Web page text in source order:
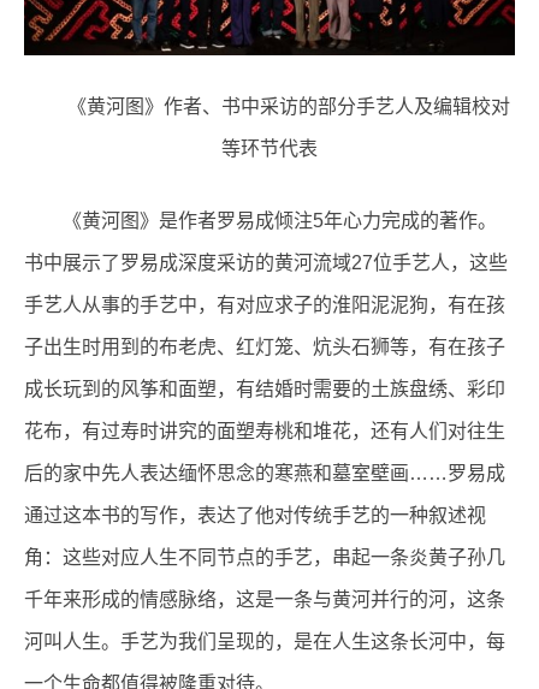
《黄河图》作者、书中采访的部分手艺人及编辑校对
等环节代表
《黄河图》是作者罗易成倾注5年心力完成的著作。
书中展示了罗易成深度采访的黄河流域27位手艺人，这些
手艺人从事的手艺中，有对应求子的淮阳泥泥狗，有在孩
子出生时用到的布老虎、红灯笼、炕头石狮等，有在孩子
成长玩到的风筝和面塑，有结婚时需要的土族盘绣、彩印
花布，有过寿时讲究的面塑寿桃和堆花，还有人们对往生
后的家中先人表达缅怀思念的寒燕和墓室壁画……罗易成
通过这本书的写作，表达了他对传统手艺的一种叙述视
角：这些对应人生不同节点的手艺，串起一条炎黄子孙几
千年来形成的情感脉络，这是一条与黄河并行的河，这条
河叫人生。手艺为我们呈现的，是在人生这条长河中，每
一个生命都值得被隆重对待。